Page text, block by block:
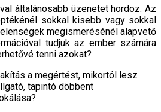
általánosabb üzenetet hordoz. Az
sokkal kisebb vagy sokkal
megismerésénél alapvető
tudjuk az ember számára
tenni azokat?
a megértést, mikortól lesz
tapintó döbbent